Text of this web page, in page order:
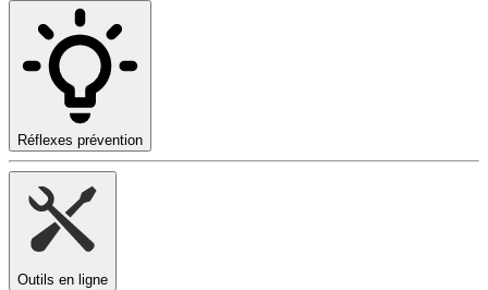
Réflexes prévention
Outils en ligne